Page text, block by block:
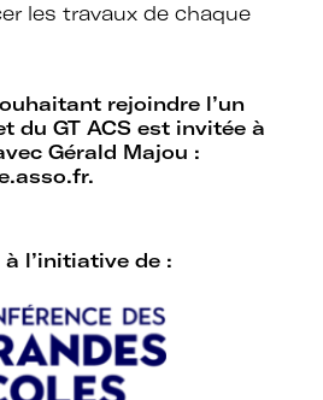
et avec des
professionnels extérieurs.
d’un réseau qui assure
le relais avec d’autres
le ministère de
supérieur et de la
faire progresser la
et la mise en œuvre des
dans les
les travaux de chaque
rejoindre l’un
du GT ACS est invitée à
Gérald Majou :
.
l’initiative de :